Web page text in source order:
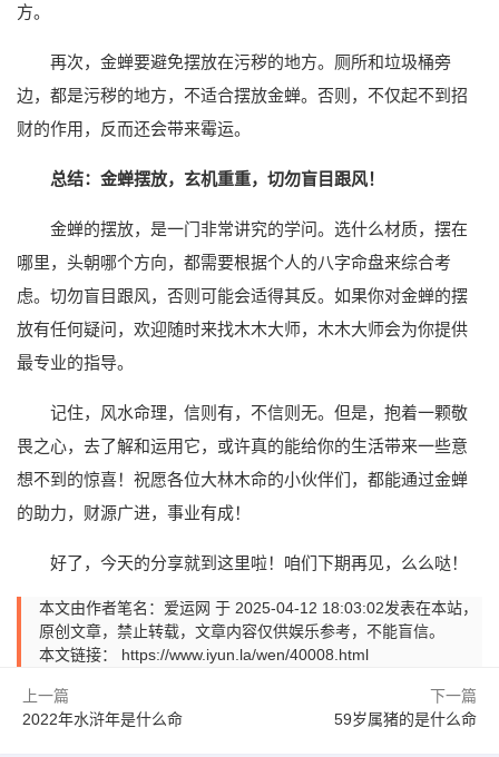
方。
再次，金蝉要避免摆放在污秽的地方。厕所和垃圾桶旁
边，都是污秽的地方，不适合摆放金蝉。否则，不仅起不到招
财的作用，反而还会带来霉运。
总结：金蝉摆放，玄机重重，切勿盲目跟风！
金蝉的摆放，是一门非常讲究的学问。选什么材质，摆在
哪里，头朝哪个方向，都需要根据个人的八字命盘来综合考
虑。切勿盲目跟风，否则可能会适得其反。如果你对金蝉的摆
放有任何疑问，欢迎随时来找木木大师，木木大师会为你提供
最专业的指导。
记住，风水命理，信则有，不信则无。但是，抱着一颗敬
畏之心，去了解和运用它，或许真的能给你的生活带来一些意
想不到的惊喜！祝愿各位大林木命的小伙伴们，都能通过金蝉
的助力，财源广进，事业有成！
好了，今天的分享就到这里啦！咱们下期再见，么么哒！
本文由作者笔名：爱运网 于 2025-04-12 18:03:02发表在本站，
原创文章，禁止转载，文章内容仅供娱乐参考，不能盲信。
本文链接： https://www.iyun.la/wen/40008.html
上一篇
2022年水浒年是什么命
下一篇
59岁属猪的是什么命